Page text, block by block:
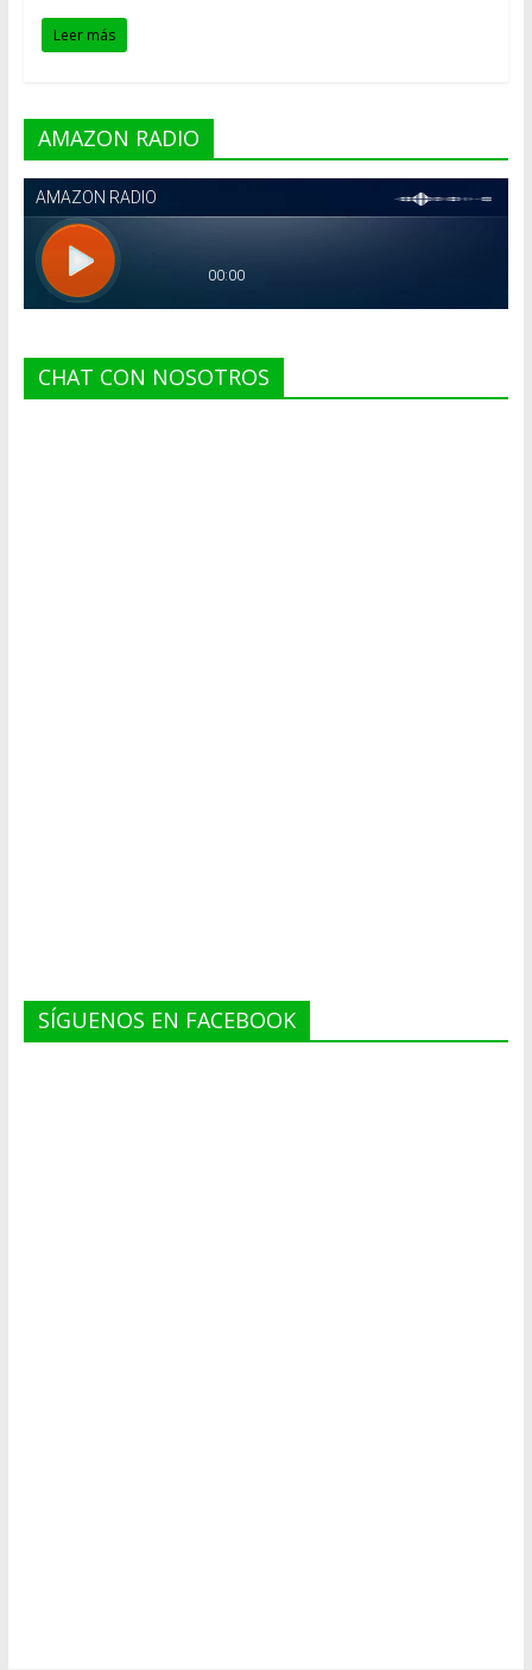
Leer más
AMAZON RADIO
CHAT CON NOSOTROS
SÍGUENOS EN FACEBOOK